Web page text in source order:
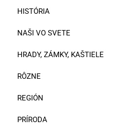
HISTÓRIA
NAŠI VO SVETE
HRADY, ZÁMKY, KAŠTIELE
RÔZNE
REGIÓN
PRÍRODA